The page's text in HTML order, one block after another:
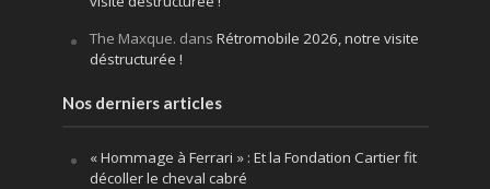
The Maxque. dans Rétromobile 2026, notre visite
déstructurée !
Nos derniers articles
« Hommage à Ferrari » : Et la Fondation Cartier fit
décoller le cheval cabré